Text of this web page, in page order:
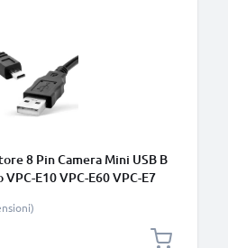
8 Pin Camera Mini USB B
E10 VPC-E60 VPC-E7
in piacevole PVC nero